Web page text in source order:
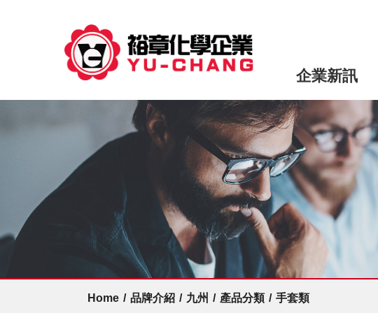
企業新訊
Home / 品牌介紹 / 九州 / 產品分類 / 手套類